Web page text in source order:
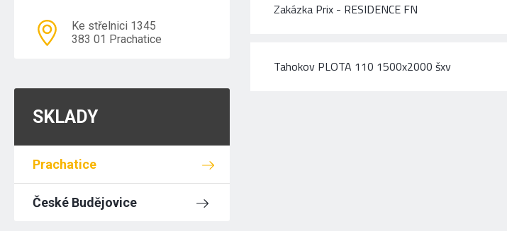
Ke střelnici 1345
383 01 Prachatice
SKLADY
Prachatice
České Budějovice
Zakázka Prix - RESIDENCE FN
Tahokov PLOTA 110 1500x2000 šxv